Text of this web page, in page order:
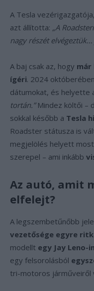
A Tesla vezérigazgatója,
azt állította: „A
nagy részét
A baj csak az, hogy már
ígéri. 2024
dátumokat, és helyette
tortán.”Mindez költői –
sokkal később a Tesla
Roadster státusza is
megjelölés helyett
szerepel – ami inkább
Az autó, amit
elfelejt?
A legszembetűnőbb
vezetősége egyre
modellt egy Jay
egy felsorolásból
tri-motoros járműveiről